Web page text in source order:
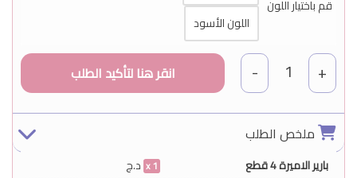
قم باختيار اللون
اللون الأسود
+
1
-
ملخص الطلب
بارير الاميرة 4 قطع 1
د.ج